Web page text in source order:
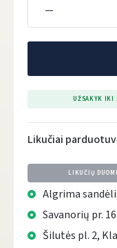
UŽSAKYK IKI
Likučiai
LIKUČIŲ
Algrima
Savanorių pr.
Šilutės pl. 2,